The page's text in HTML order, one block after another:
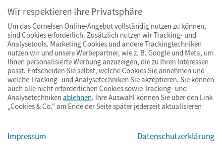
Wie können Arbeitsblätter den
Mathematikunterricht unterstützen?
Ausschlaggebend für jeden Unterricht ist der
richtige Start in ein neues Thema. Er soll Interesse
wecken, Schülerinnen und Schüler mitreißen und
begeistern. Arbeitsblätter für den
idealerweise alltagsbezogene Aufgaben mit
Wir respektieren Ihre Privatsphäre
Um das Cornelsen Online-Angebot vollständig nutzen zu können,
sind Cookies erforderlich. Zusätzlich nutzen wir Tracking- und
Analysetools. Marketing Cookies und andere Trackingtechniken
nutzen wir und unsere Werbepartner, wie z. B. Google und Meta, um
Ihnen personalisierte Werbung anzuzeigen, die zu Ihren Interessen
passt. Entscheiden Sie selbst, welche Cookies Sie annehmen und
welche Tracking- und Analysetechniken Sie akzeptieren. Sie können
auch alle nicht erforderlichen Cookies sowie Tracking- und
Analysetechniken ablehnen. Ihre Auswahl können Sie über den Link
„Cookies & Co.“ am Ende der Seite später jederzeit aktualisieren
Impressum Datenschutzerklärung